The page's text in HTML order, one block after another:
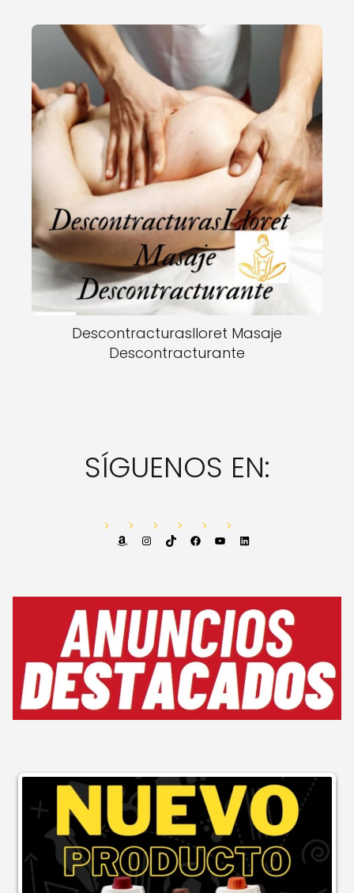
Descontracturaslloret Masaje
Descontracturante
SÍGUENOS EN:
AmazonInstagram
TikTok FacebookYouTube